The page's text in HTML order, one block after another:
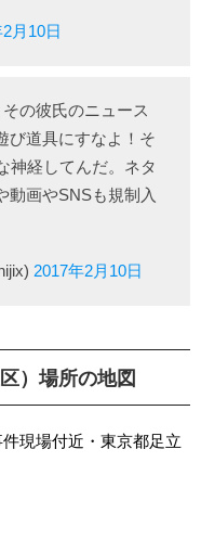
月10日
の彼氏のニュース
び道具にすなよ！そ
神経してんだ。ネタ
動画やSNSも規制入
2017年2月10日
）場所の地図
現場付近・東京都足立